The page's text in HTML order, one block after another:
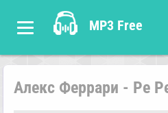
MP3 Free
Алекс Феррари - Pe